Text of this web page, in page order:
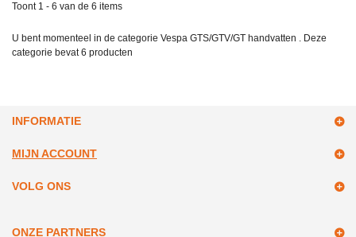
Toont 1 - 6 van de 6 items
U bent momenteel in de categorie Vespa GTS/GTV/GT handvatten . Deze
categorie bevat6 producten
INFORMATIE
MIJN ACCOUNT
VOLG ONS
ONZE PARTNERS